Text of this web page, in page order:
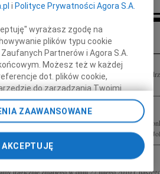
Inne kondolencje
głębokiego współczucia po śmierci Męża i Taty
Adam
świata bez barier nasz kolega i przyjaciel Andrzej
Ania, Marzena, Wanda, Jurek, Waldek, Zbyszek,
tragicznie zmarłego w dniu 27 lutego 2010 r.
i Polityce Prywatności Agora S.A.
wyrażasz zgodę na
plików typu cookie
Partnerów i Agora S.A.
Możesz też w każdej
dot. plików cookie,
do zarządzania Twoimi
danych poprzez
w stopce serwisu i
zaawansowane”.
cookie możliwa jest także za
i Agora S.A. możemy
ZAAWANSOWANE
AKCEPTUJĘ